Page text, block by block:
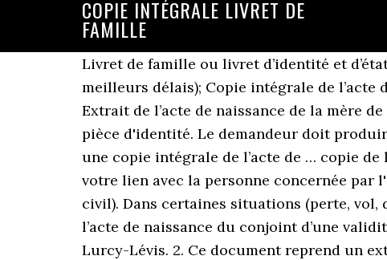
COPIE INTÉGRALE LIVRET DE
FAMILLE
Livret de famille ou livret d’identité et
meilleurs délais); Copie intégrale de
Extrait de l’acte de naissance de la mère
pièce d'identité. Le demandeur doit
une copie intégrale de l’acte de … copie
votre lien avec la personne concernée
civil). Dans certaines situations (perte, vol,
l’acte de naissance du conjoint d’une
Lurcy-Lévis. 2. Ce document reprend un